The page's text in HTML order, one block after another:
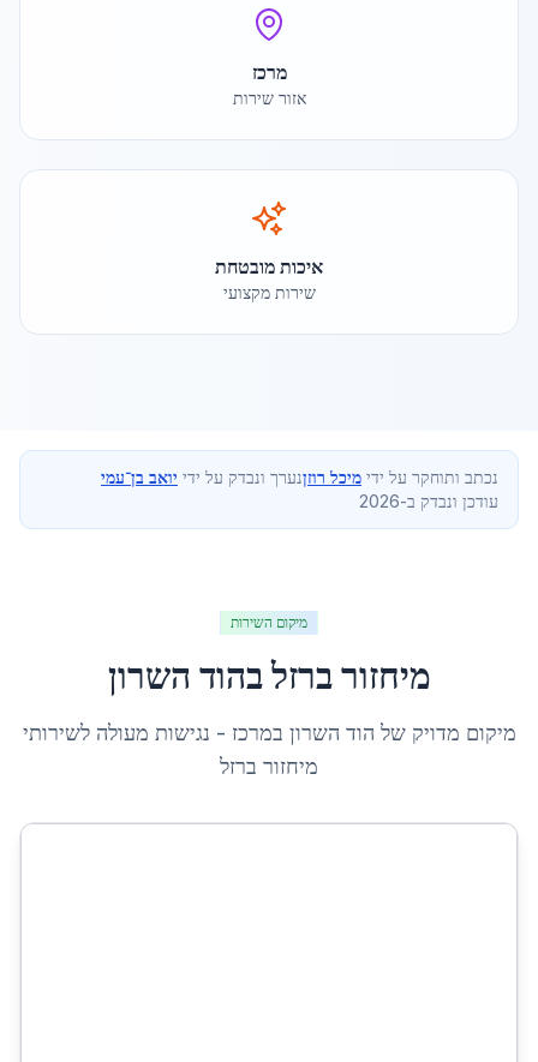
מרכז
אזור שירות
איכות מובטחת
שירות מקצועי
נכתב ותוחקר על ידי מיכל רוזןנערך ונבדק על ידי יואב בן־עמי
עודכן ונבדק ב-2026
מיקום השירות
מיחזור ברזלבהוד השרון
מיקום מדויק של הוד השרון במרכז - נגישות מעולה לשירותי
מיחזור ברזל